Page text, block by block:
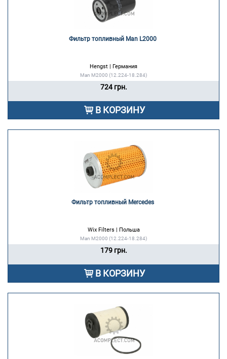
Фильтр топливный Man L2000
Hengst | Германия
Man M2000 (12.224-18.284)
724 грн.
В КОРЗИНУ
Фильтр топливный Mercedes
Wix Filters | Польша
Man M2000 (12.224-18.284)
179 грн.
В КОРЗИНУ